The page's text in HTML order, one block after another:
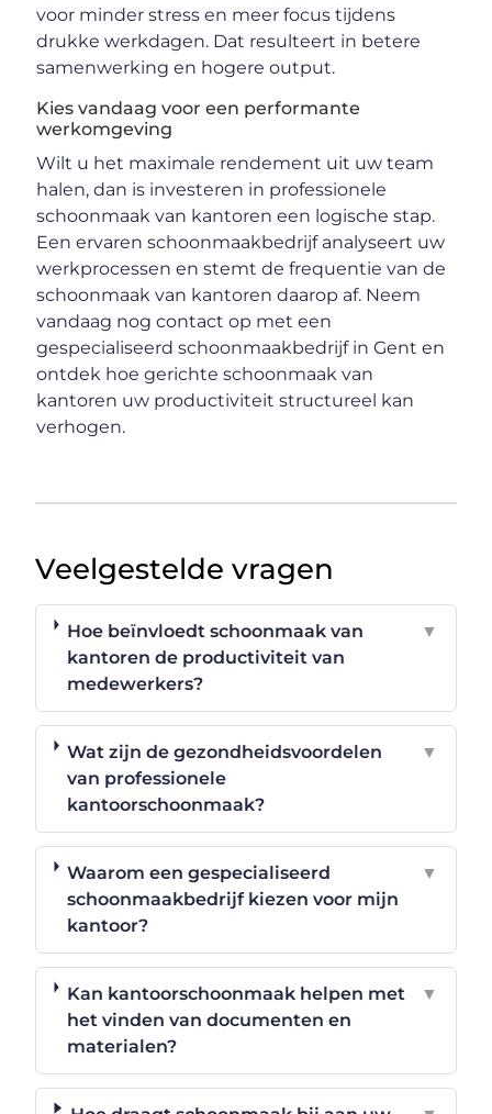
voor minder stress en meer focus tijdens
drukke werkdagen. Dat resulteert in betere
samenwerking en hogere output.
Kies vandaag voor een performante
werkomgeving
Wilt u het maximale rendement uit uw team
halen, dan is investeren in professionele
schoonmaak van kantoren een logische stap.
Een ervaren schoonmaakbedrijf analyseert uw
werkprocessen en stemt de frequentie van de
schoonmaak van kantoren daarop af. Neem
vandaag nog contact op met een
gespecialiseerd schoonmaakbedrijf in Gent en
ontdek hoe gerichte schoonmaak van
kantoren uw productiviteit structureel kan
verhogen.
Veelgestelde vragen
Hoe beïnvloedt schoonmaak van
kantoren de productiviteit van
medewerkers?
▼
Wat zijn de gezondheidsvoordelen
van professionele
kantoorschoonmaak?
▼
Waarom een gespecialiseerd
schoonmaakbedrijf kiezen voor mijn
kantoor?
▼
Kan kantoorschoonmaak helpen met
het vinden van documenten en
materialen?
▼